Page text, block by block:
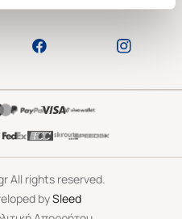
All rights reserved.
bySleed